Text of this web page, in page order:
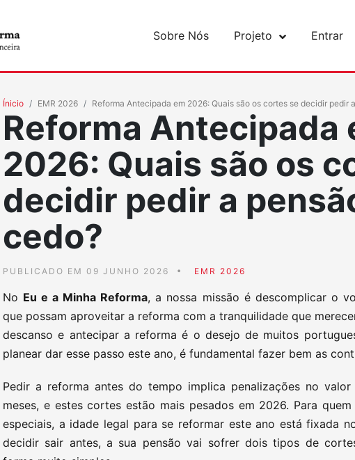
Sobre Nós Projeto Entrar
Ínicio EMR 2026 Reforma Antecipada em 2026: Quais são os cortes se decidir pedir
Reforma Antecipada
2026: Quais são os
decidir pedir a
cedo?
PUBLICADO EM 09 JUNHO 2026 EMR 2026
No Eu e a Minha Reforma, a nossa missão é descomplicar o
que possam aproveitar a reforma com a tranquilidade que
descanso e antecipar a reforma é o desejo de muitos
planear dar esse passo este ano, é fundamental fazer bem as
Pedir a reforma antes do tempo implica penalizações no
meses, e estes cortes estão mais pesados em 2026. Para
especiais, a idade legal para se reformar este ano está fixada
decidir sair antes, a sua pensão vai sofrer dois tipos de